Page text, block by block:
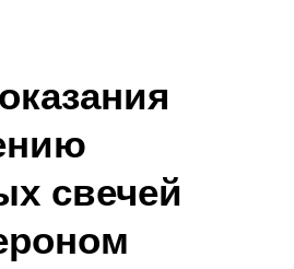
свечей